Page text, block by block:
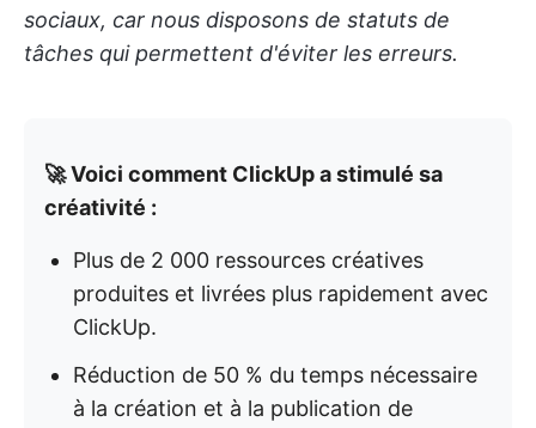
sociaux, car nous disposons de statuts de
tâches qui permettent d'éviter les erreurs.
🚀 Voici comment ClickUp a stimulé sa
créativité :
Plus de 2 000 ressources créatives
produites et livrées plus rapidement avec
ClickUp.
Réduction de 50 % du temps nécessaire
à la création et à la publication de